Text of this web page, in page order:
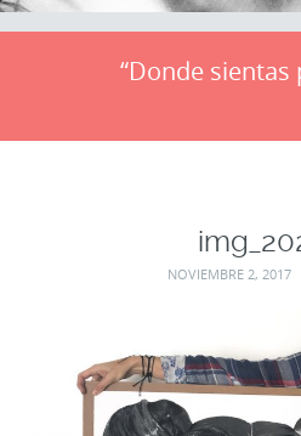
“Donde sientas
NOVIEMBRE 2, 2017